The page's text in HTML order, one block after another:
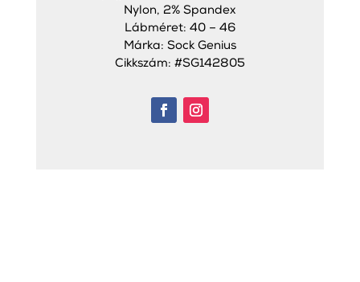
Nylon, 2% Spandex
Lábméret: 40 – 46
Márka: Sock Genius
Cikkszám: #SG142805